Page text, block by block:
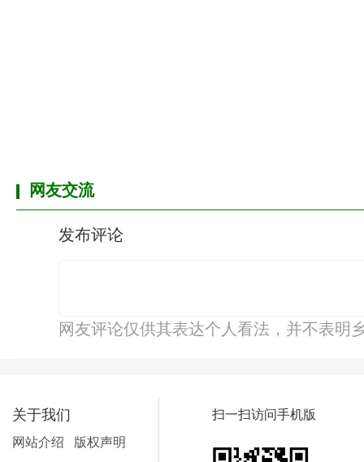
网友交流
发布评论
网友评论仅供其表达个人看法，并不表明
关于我们
网站介绍
版权声明
扫一扫访问手机版